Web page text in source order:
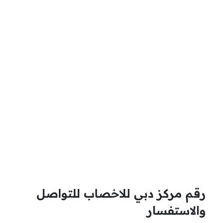
رقم مركز دبي للاخصاب للتواصل
والاستفسار